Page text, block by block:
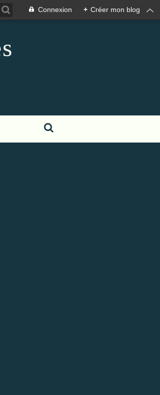
Connexion + Créer mon blog